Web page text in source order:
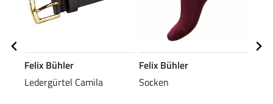
Felix Bühler
Ledergürtel Camila
Felix Bühler
Socken